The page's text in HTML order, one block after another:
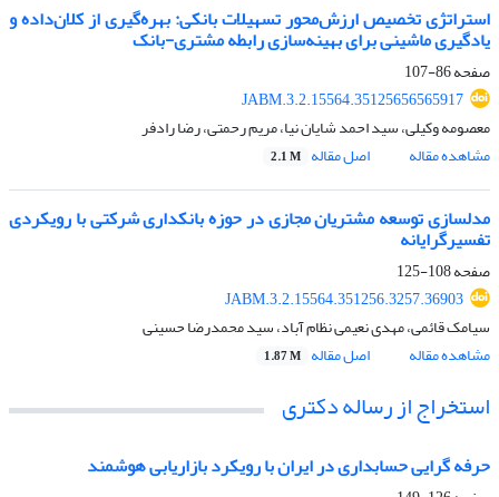
استراتژی تخصیص ارزش‌محور تسهیلات بانکی: بهره‌گیری از کلان‌داده و
یادگیری ماشینی برای بهینه‌سازی رابطه مشتری-بانک
صفحه86-107
JABM.3.2.15564.35125656565917
معصومه وکیلی، سید احمد شایان نیا، مریم رحمتی، رضا رادفر
مشاهده مقاله
اصل مقاله 2.1 M
مدلسازی توسعه مشتریان مجازی در حوزه بانکداری شرکتی با رویکردی
تفسیرگرایانه
صفحه108-125
JABM.3.2.15564.351256.3257.36903
سیامک قائمی، مهدی نعیمی نظام آباد، سید محمدرضا حسینی
مشاهده مقاله
اصل مقاله 1.87 M
استخراج از رساله دکتری
حرفه گرایی حسابداری در ایران با رویکرد بازاریابی هوشمند